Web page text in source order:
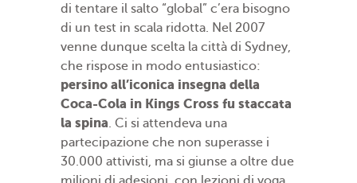
di tentare il salto “global” c’era bisogno
di un test in scala ridotta. Nel 2007
venne dunque scelta la città di Sydney,
che rispose in modo entusiastico:
persino all’iconica insegna della
Coca-Cola in Kings Cross fu staccata
la spina. Ci si attendeva una
partecipazione che non superasse i
30.000 attivisti, ma si giunse a oltre due